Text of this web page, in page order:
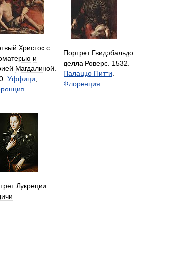
Христос с
и
Магдалиной
Уффици
Портрет Гвидобальдо
делла Ровере 1532
Палаццо Питти
Флоренция
Лукреции